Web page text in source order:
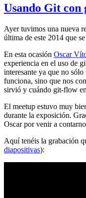
Usando Git
Ayer tuvimos una nueva
última de este 2014 que
En esta ocasión Oscar
experiencia en el uso de
interesante ya que no
funciona, sino que nos
sirvió y cuándo git-flow
El meetup estuvo muy
durante la exposición.
Oscar por venir a
Aquí tenéis la grabación
diapositivas):